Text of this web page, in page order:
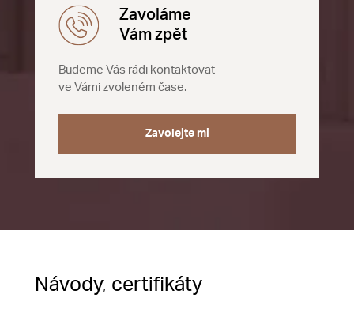
Zavoláme
Vám zpět
Budeme Vás rádi kontaktovat
ve Vámi zvoleném čase.
Zavolejte mi
Návody, certifikáty